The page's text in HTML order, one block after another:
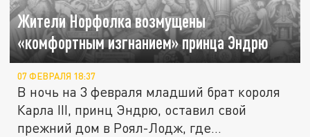
Жители Норфолка возмущены
«комфортным изгнанием» принца Эндрю
07 ФЕВРАЛЯ 18:37
В ночь на 3 февраля младший брат короля
Карла III, принц Эндрю, оставил свой
прежний дом в Роял-Лодж, где...